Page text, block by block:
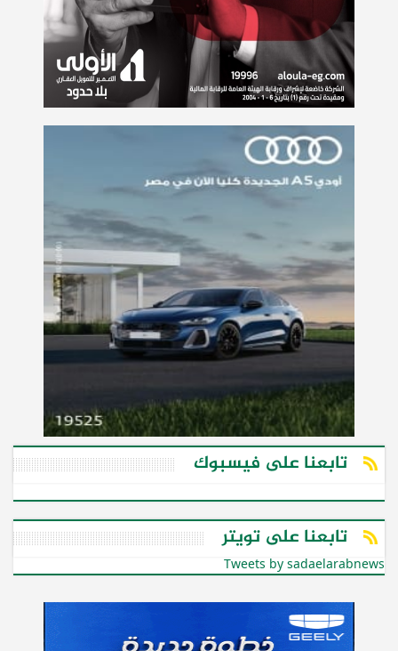
تابعنا على فيسبوك
تابعنا على تويتر
Tweets by sadaelarabnews